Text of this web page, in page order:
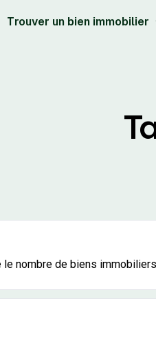
Trouver un bien immobilier
nombre de biens